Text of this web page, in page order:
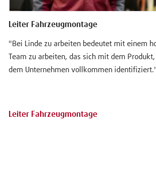
Leiter Fahrzeugmontage
"Bei Linde zu arbeiten bedeutet mit einem
Team zu arbeiten, das sich mit dem
dem Unternehmen vollkommen
Leiter Fahrzeugmontage